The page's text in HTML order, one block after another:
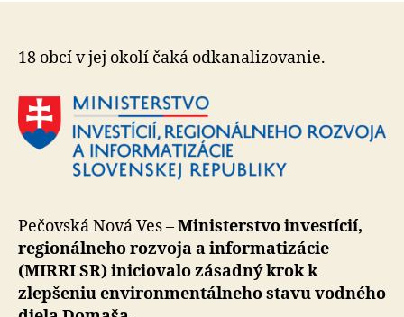
vody
18 obcí v jej okolí čaká odkanalizovanie.
Pečovská Nová Ves –Ministerstvo investícií,
re­gi­o­nál­ne­ho rozvoja a informatizácie
(MIRRI SR) iniciovalo zásadný krok k
zlepšeniu environmentálneho stavu vodného